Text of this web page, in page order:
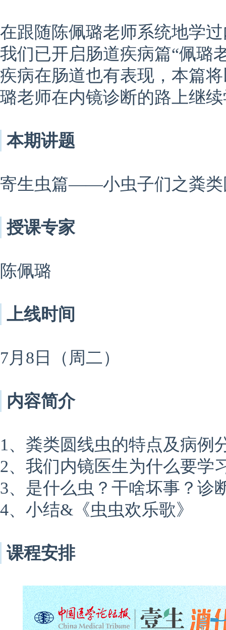
在跟随陈佩璐老师系统地学
我们已开启肠道疾病篇“佩璐
疾病在肠道也有表现，本篇
璐老师在内镜诊断的路上继
本期讲题
寄生虫篇——小虫子们之粪类
授课专家
陈佩璐
上线时间
7月8日（周二）
内容简介
1、粪类圆线虫的特点及病例
2、我们内镜医生为什么要学
3、是什么虫？干啥坏事？诊
4、小结&《虫虫欢乐歌》
课程安排